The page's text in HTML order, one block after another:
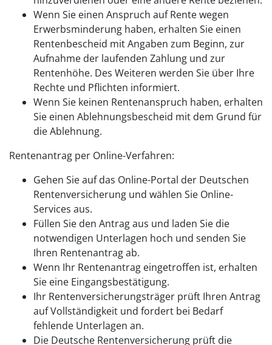
Wenn Sie einen Anspruch auf Rente wegen
Erwerbsminderung haben, erhalten Sie einen
Rentenbescheid mit Angaben zum Beginn, zur
Aufnahme der laufenden Zahlung und zur
Rentenhöhe. Des Weiteren werden Sie über Ihre
Rechte und Pflichten informiert.
Wenn Sie keinen Rentenanspruch haben, erhalten
Sie einen Ablehnungsbescheid mit dem Grund für
die Ablehnung.
Rentenantrag per Online-Verfahren:
Gehen Sie auf das Online-Portal der Deutschen
Rentenversicherung und wählen Sie Online-
Services aus.
Füllen Sie den Antrag aus und laden Sie die
notwendigen Unterlagen hoch und senden Sie
Ihren Rentenantrag ab.
Wenn Ihr Rentenantrag eingetroffen ist, erhalten
Sie eine Eingangsbestätigung.
Ihr Rentenversicherungsträger prüft Ihren Antrag
auf Vollständigkeit und fordert bei Bedarf
fehlende Unterlagen an.
Die Deutsche Rentenversicherung prüft die